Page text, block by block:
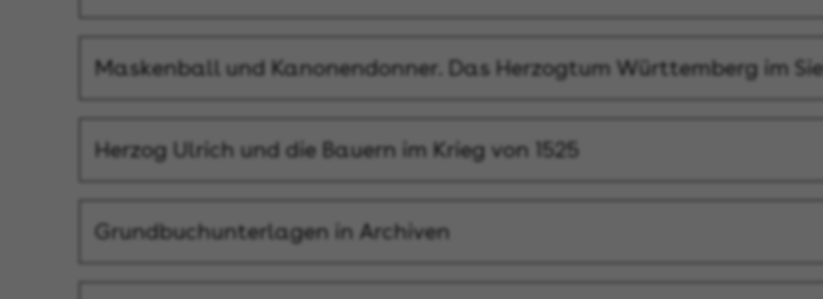
Maskenball und Kanonendonner. Das Herzogtum Württemberg im
Herzog Ulrich und die Bauern im Krieg von 1525
Grundbuchunterlagen in Archiven